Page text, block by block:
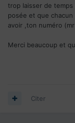
trop laisser de
posée et que
avoir ,ton numéro
Merci beaucoup et
Citer